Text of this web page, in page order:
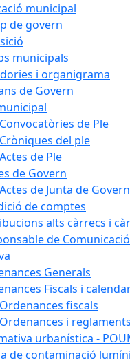
municipal
de govern
municipals
i organigrama
de Govern
Convocatòries de Ple
Cròniques del ple
Actes de Ple
de Govern
Actes de Junta de Govern
de comptes
alts càrrecs i
de Comunicació
Generals
Fiscals i
Ordenances fiscals
Ordenances i reglaments
urbanística -
de contaminació